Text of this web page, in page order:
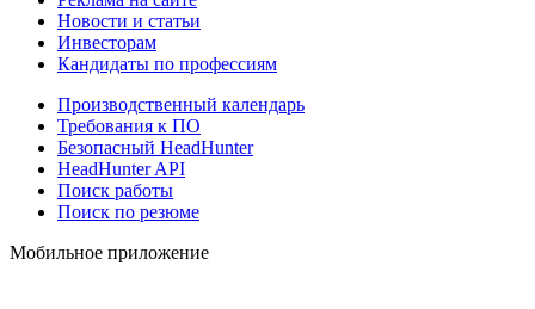
Новости и статьи
Инвесторам
Кандидаты по профессиям
Производственный календарь
Требования к ПО
Безопасный HeadHunter
HeadHunter API
Поиск работы
Поиск по резюме
Мобильное приложение